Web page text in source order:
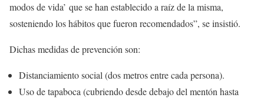
modos de vida’ que se han establecido a raíz de la misma,
sosteniendo los hábitos que fueron recomendados”, se insistió.
Dichas medidas de prevención son:
Distanciamiento social (dos metros entre cada persona).
Uso de tapaboca (cubriendo desde debajo del mentón hasta